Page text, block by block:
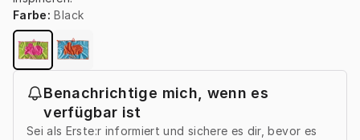
Farbe: Black
Benachrichtige mich, wenn es
verfügbar ist
Sei als Erste:r informiert und sichere es dir, bevor es